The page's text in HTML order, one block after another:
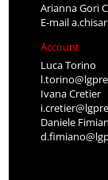
Arianna Gori
E-mail
Account
Luca Torino
Ivana Cretier
Daniele